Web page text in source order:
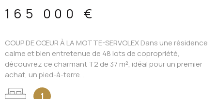
165 000 €
COUP DE CŒUR À LA MOTTE-SERVOLEX Dans une résidence
calme et bien entretenue de 48 lots de copropriété,
découvrez ce charmant T2 de 37 m², idéal pour un premier
achat, un pied-à-terre...
1